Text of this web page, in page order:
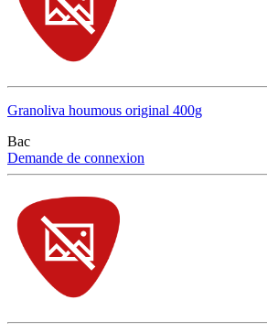
Granoliva houmous original 400g
Bac
Demande de connexion